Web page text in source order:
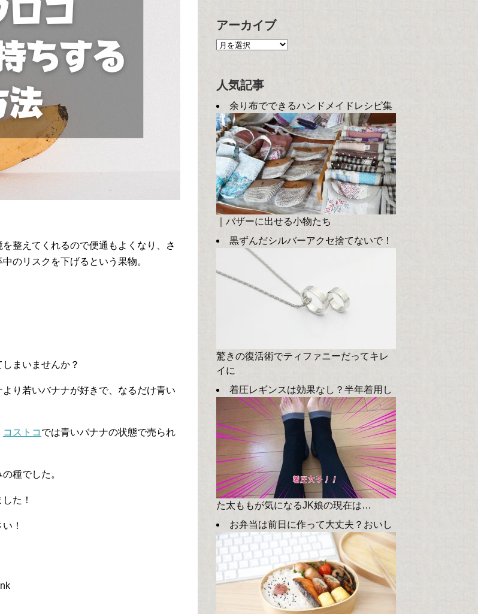
整えてくれるので便通もよくなり、さ
のリスクを下げるという果物。
まいませんか？
り若いバナナが好きで、なるだけ青い
コストコ では青いバナナの状態で売られ
種でした。
た！
！
アーカイブ
人気記事
余り布でできるハンドメイドレシピ集
｜バザーに出せる小物たち
黒ずんだシルバーアクセ捨てないで！
驚きの復活術でティファニーだってキレ
イに
着圧レギンスは効果なし？半年着用し
た太ももが気になるJK娘の現在は…
お弁当は前日に作って大丈夫？おいし